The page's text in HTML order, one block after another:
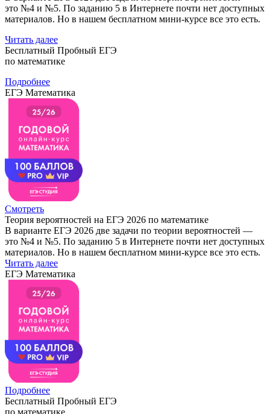
это №4 и №5. По заданию 5 в Интернете почти нет доступных
материалов. Но в нашем бесплатном мини-курсе все это есть.
Читать далее
Бесплатный Пробный ЕГЭ
по математике
Подробнее
ЕГЭ Математика
Смотреть
Теория вероятностей на ЕГЭ 2026 по математике
В варианте ЕГЭ 2026 две задачи по теории вероятностей —
это №4 и №5. По заданию 5 в Интернете почти нет доступных
материалов. Но в нашем бесплатном мини-курсе все это есть.
Читать далее
ЕГЭ Математика
Подробнее
Бесплатный Пробный ЕГЭ
по математике